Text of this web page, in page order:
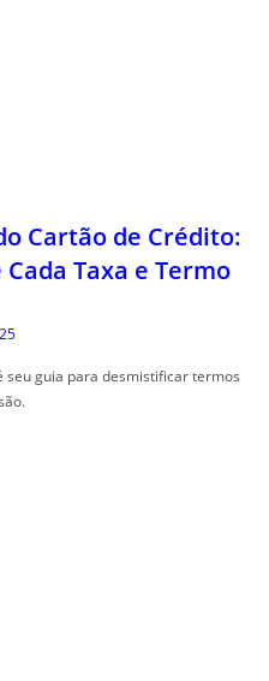
Cartão de Crédito:
Taxa e Termo
guia para desmistificar termos